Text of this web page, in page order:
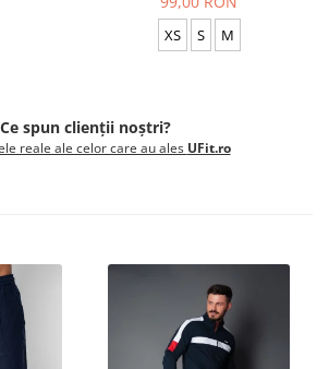
XS S M
Ce spun clienții noștri?
reale ale celor care au ales UFit.ro